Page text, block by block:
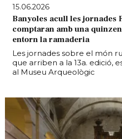
15.06.2026
Banyoles acull les jornades
comptaran amb una
entorn la ramaderia
Les jornades sobre el món
que arriben a la 13a. edició,
al Museu Arqueològic